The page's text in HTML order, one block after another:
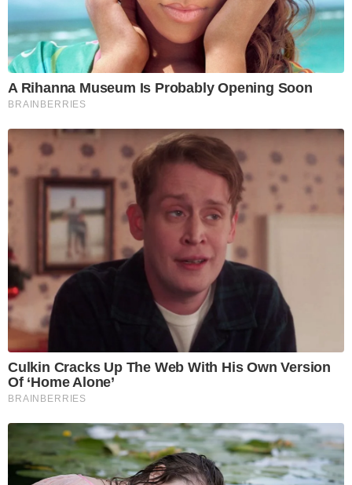
A Rihanna Museum Is Probably Opening Soon
BRAINBERRIES
Culkin Cracks Up The Web With His Own Version
Of ‘Home Alone’
BRAINBERRIES